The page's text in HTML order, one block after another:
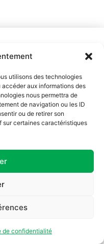
utilisons des technologies
aux informations des
nous permettra de
de navigation ou les ID
ou de retirer son
certaines caractéristiques
de confidentialité
l’immersion de la
photographie
animalière en
faune sauvage, et
m’a permis de
de
légales - Politique